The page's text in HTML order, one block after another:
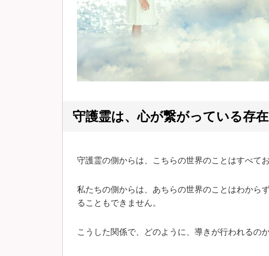
守護霊は、心が繋がっている存在
守護霊の側からは、こちらの世界のことはすべて
私たちの側からは、あちらの世界のことはわから
ることもできません。
こうした関係で、どのように、導きが行われるの